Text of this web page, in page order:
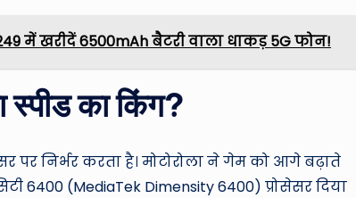
में खरीदें 6500mAh बैटरी वाला धाकड़ 5G फोन!
स्पीड का किंग?
निर्भर करता है। मोटोरोला ने गेम को आगे बढ़ाते
6400 (MediaTek Dimensity 6400) प्रोसेसर दिया